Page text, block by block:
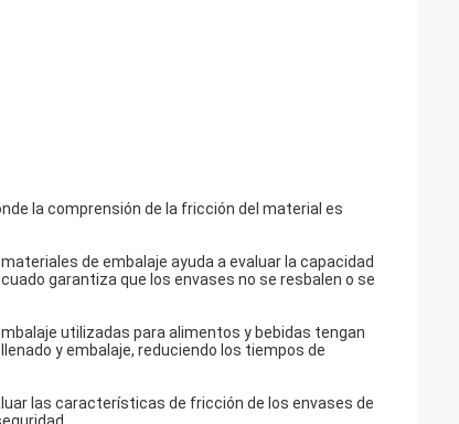
la comprensión de la fricción del material es
de embalaje ayuda a evaluar la capacidad
garantiza que los envases no se resbalen o se
utilizadas para alimentos y bebidas tengan
y embalaje, reduciendo los tiempos de
las características de fricción de los envases de